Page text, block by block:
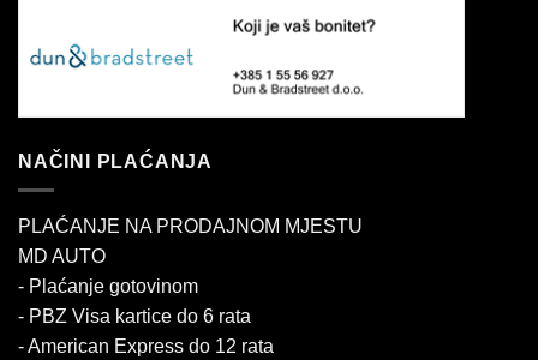
NAČINI PLAĆANJA
PLAĆANJE NA PRODAJNOM MJESTU
MD AUTO
- Plaćanje gotovinom
- PBZ Visa kartice do 6 rata
- American Express do 12 rata